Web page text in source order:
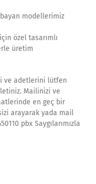
bayan modellerimiz
özel tasarımlı
üretim
ve adetlerini lütfen
Mailinizi ve
en geç bir
arayarak yada mail
pbx Saygılarımızla